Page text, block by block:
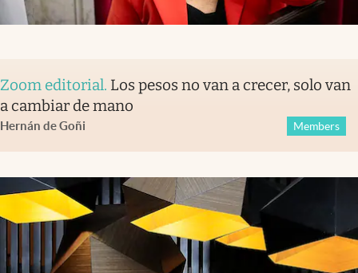
Zoom editorial. Los pesos no van a crecer, solo van
a cambiar de mano
Hernán de Goñi Members